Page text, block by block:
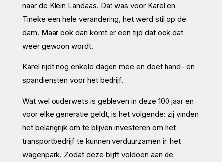
naar de Klein Landaas. Dat was voor Karel en
Tineke een hele verandering, het werd stil op de
dam. Maar ook dan komt er een tijd dat ook dat
weer gewoon wordt.
Karel rijdt nog enkele dagen mee en doet hand- en
spandiensten voor het bedrijf.
Wat wel ouderwets is gebleven in deze 100 jaar en
voor elke generatie geldt, is het volgende: zij vinden
het belangrijk om te blijven investeren om het
transportbedrijf te kunnen verduurzamen in het
wagenpark. Zodat deze blijft voldoen aan de